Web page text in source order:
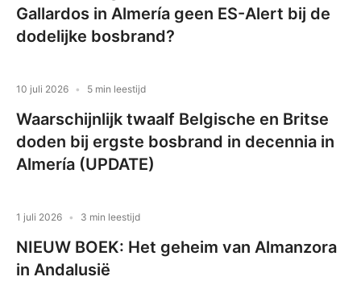
Gallardos in Almería geen ES-Alert bij de
dodelijke bosbrand?
10 juli 2026 5 min leestijd
Waarschijnlijk twaalf Belgische en Britse
doden bij ergste bosbrand in decennia in
Almería (UPDATE)
1 juli 2026 3 min leestijd
NIEUW BOEK: Het geheim van Almanzora
in Andalusië